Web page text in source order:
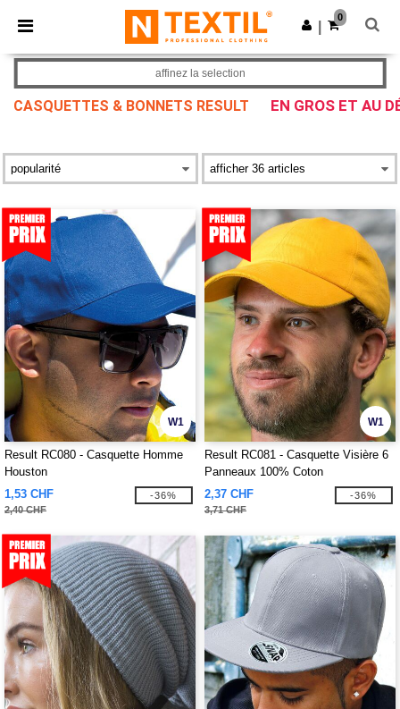
× Appli Ntextil
Meilleurs prix sur l’app !
Obtenir l'appli
0
CASQUETTES & BONNETS RESULT EN GROS ET AU
affinez la selection
W1
Result RC080 - Casquette Homme
Houston
1,53 CHF
2,40 CHF
-36%
W1
Result RC081 - Casquette Visière 6
Panneaux 100% Coton
2,37 CHF
3,71 CHF
-36%